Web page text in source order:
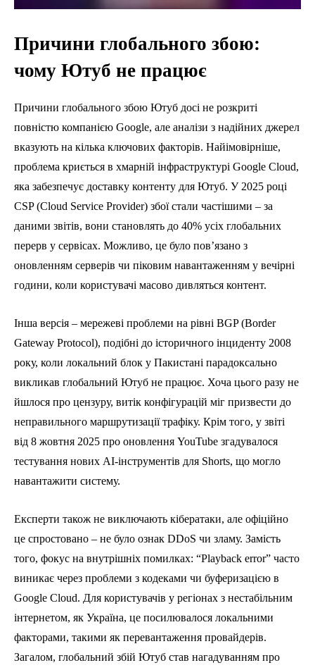
Причини глобального збою:
чому Ютуб не працює
Причини глобального збою Ютуб досі не розкриті
повністю компанією Google, але аналізи з надійних джерел
вказують на кілька ключових факторів. Найімовірніше,
проблема криється в хмарній інфраструктурі Google Cloud,
яка забезпечує доставку контенту для Ютуб. У 2025 році
CSP (Cloud Service Provider) збої стали частішими – за
даними звітів, вони становлять до 40% усіх глобальних
перерв у сервісах. Можливо, це було пов’язано з
оновленням серверів чи піковим навантаженням у вечірні
години, коли користувачі масово дивляться контент.
Інша версія – мережеві проблеми на рівні BGP (Border
Gateway Protocol), подібні до історичного інциденту 2008
року, коли локальний блок у Пакистані парадоксально
викликав глобальний Ютуб не працює. Хоча цього разу не
йшлося про цензуру, витік конфігурацій міг призвести до
неправильного маршрутизації трафіку. Крім того, у звіті
від 8 жовтня 2025 про оновлення YouTube згадувалося
тестування нових AI-інструментів для Shorts, що могло
навантажити систему.
Експерти також не виключають кібератаки, але офіційно
це спростовано – не було ознак DDoS чи зламу. Замість
того, фокус на внутрішніх помилках: “Playback error” часто
виникає через проблеми з кодеками чи буферизацією в
Google Cloud. Для користувачів у регіонах з нестабільним
інтернетом, як Україна, це посилювалося локальними
факторами, такими як перевантаження провайдерів.
Загалом, глобальний збій Ютуб став нагадуванням про